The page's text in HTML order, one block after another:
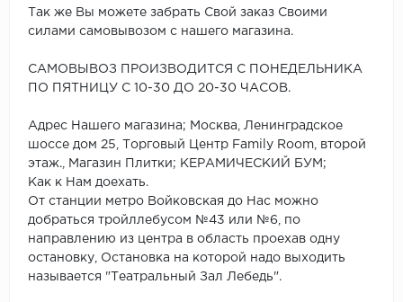
Так же Вы можете забрать Свой заказ Своими
силами самовывозом с нашего магазина.
САМОВЫВОЗ ПРОИЗВОДИТСЯ С ПОНЕДЕЛЬНИКА
ПО ПЯТНИЦУ С 10-30 ДО 20-30 ЧАСОВ.
Адрес Нашего магазина; Москва, Ленинградское
шоссе дом 25, Торговый Центр Family Room, второй
этаж., Магазин Плитки; КЕРАМИЧЕСКИЙ БУМ;
Как к Нам доехать.
От станции метро Войковская до Нас можно
добраться тройллебусом №43 или №6, по
направлению из центра в область проехав одну
остановку, Остановка на которой надо выходить
называется "Театральный Зал Лебедь".